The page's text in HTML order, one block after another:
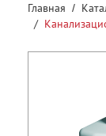
Главная